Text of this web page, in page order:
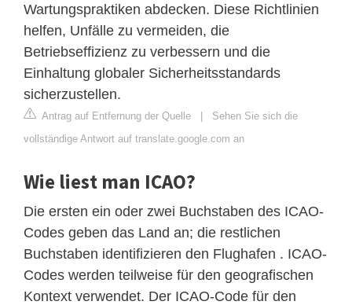
Wartungspraktiken abdecken. Diese Richtlinien
helfen, Unfälle zu vermeiden, die
Betriebseffizienz zu verbessern und die
Einhaltung globaler Sicherheitsstandards
sicherzustellen.
Antrag auf Entfernung der Quelle | Sehen Sie sich die
vollständige Antwort auf translate.google.com an
Wie liest man ICAO?
Die ersten ein oder zwei Buchstaben des ICAO-
Codes geben das Land an; die restlichen
Buchstaben identifizieren den Flughafen . ICAO-
Codes werden teilweise für den geografischen
Kontext verwendet. Der ICAO-Code für den